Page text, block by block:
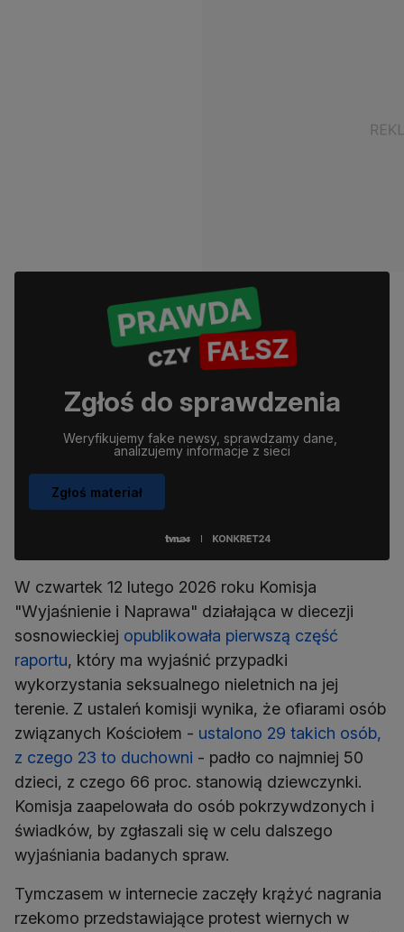
Zgłoś do sprawdzenia
Weryfikujemy fake newsy, sprawdzamy dane,
analizujemy informacje z sieci
Zgłoś materiał
W czwartek 12 lutego 2026 roku Komisja
"Wyjaśnienie i Naprawa" działająca w diecezji
sosnowieckiej opublikowała pierwszą część
raportu, który ma wyjaśnić przypadki
wykorzystania seksualnego nieletnich na jej
terenie. Z ustaleń komisji wynika, że ofiarami osób
związanych Kościołem - ustalono 29 takich osób,
z czego 23 to duchowni - padło co najmniej 50
dzieci, z czego 66 proc. stanowią dziewczynki.
Komisja zaapelowała do osób pokrzywdzonych i
świadków, by zgłaszali się w celu dalszego
wyjaśniania badanych spraw.
Tymczasem w internecie zaczęły krążyć nagrania
rzekomo przedstawiające protest wiernych w